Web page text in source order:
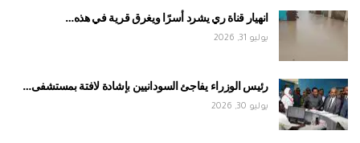
انهيار قناة ري يشرد أسرًا ويغرق قرية في هذه…
يوليو 31, 2026
رئيس الوزراء يفاجئ السودانيين بإشادة لافتة بمستشفى…
يوليو 30, 2026